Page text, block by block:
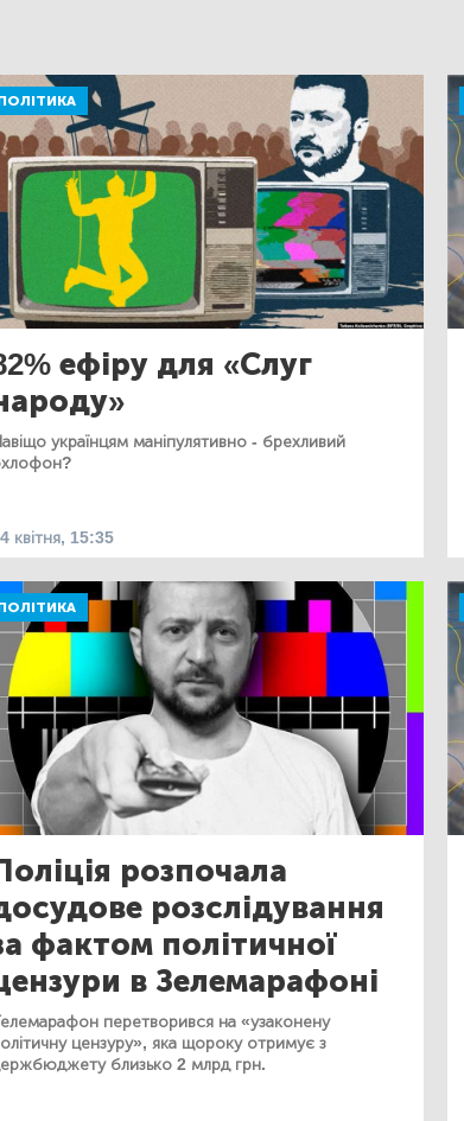
ефіру для «Слуг
українцям маніпулятивно - брехливий
квітня, 15:35
розпочала
розслідування
фактом політичної
в Зелемарафоні
перетворився на «узаконену
цензуру», яка щороку отримує з
близько 2 млрд грн.